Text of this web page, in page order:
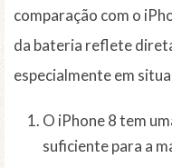
comparação com o
da bateria reflete
especialmente em
O iPhone 8 tem
suficiente para a